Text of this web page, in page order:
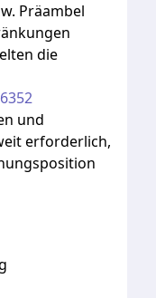
Präambel
die
und
erforderlich,